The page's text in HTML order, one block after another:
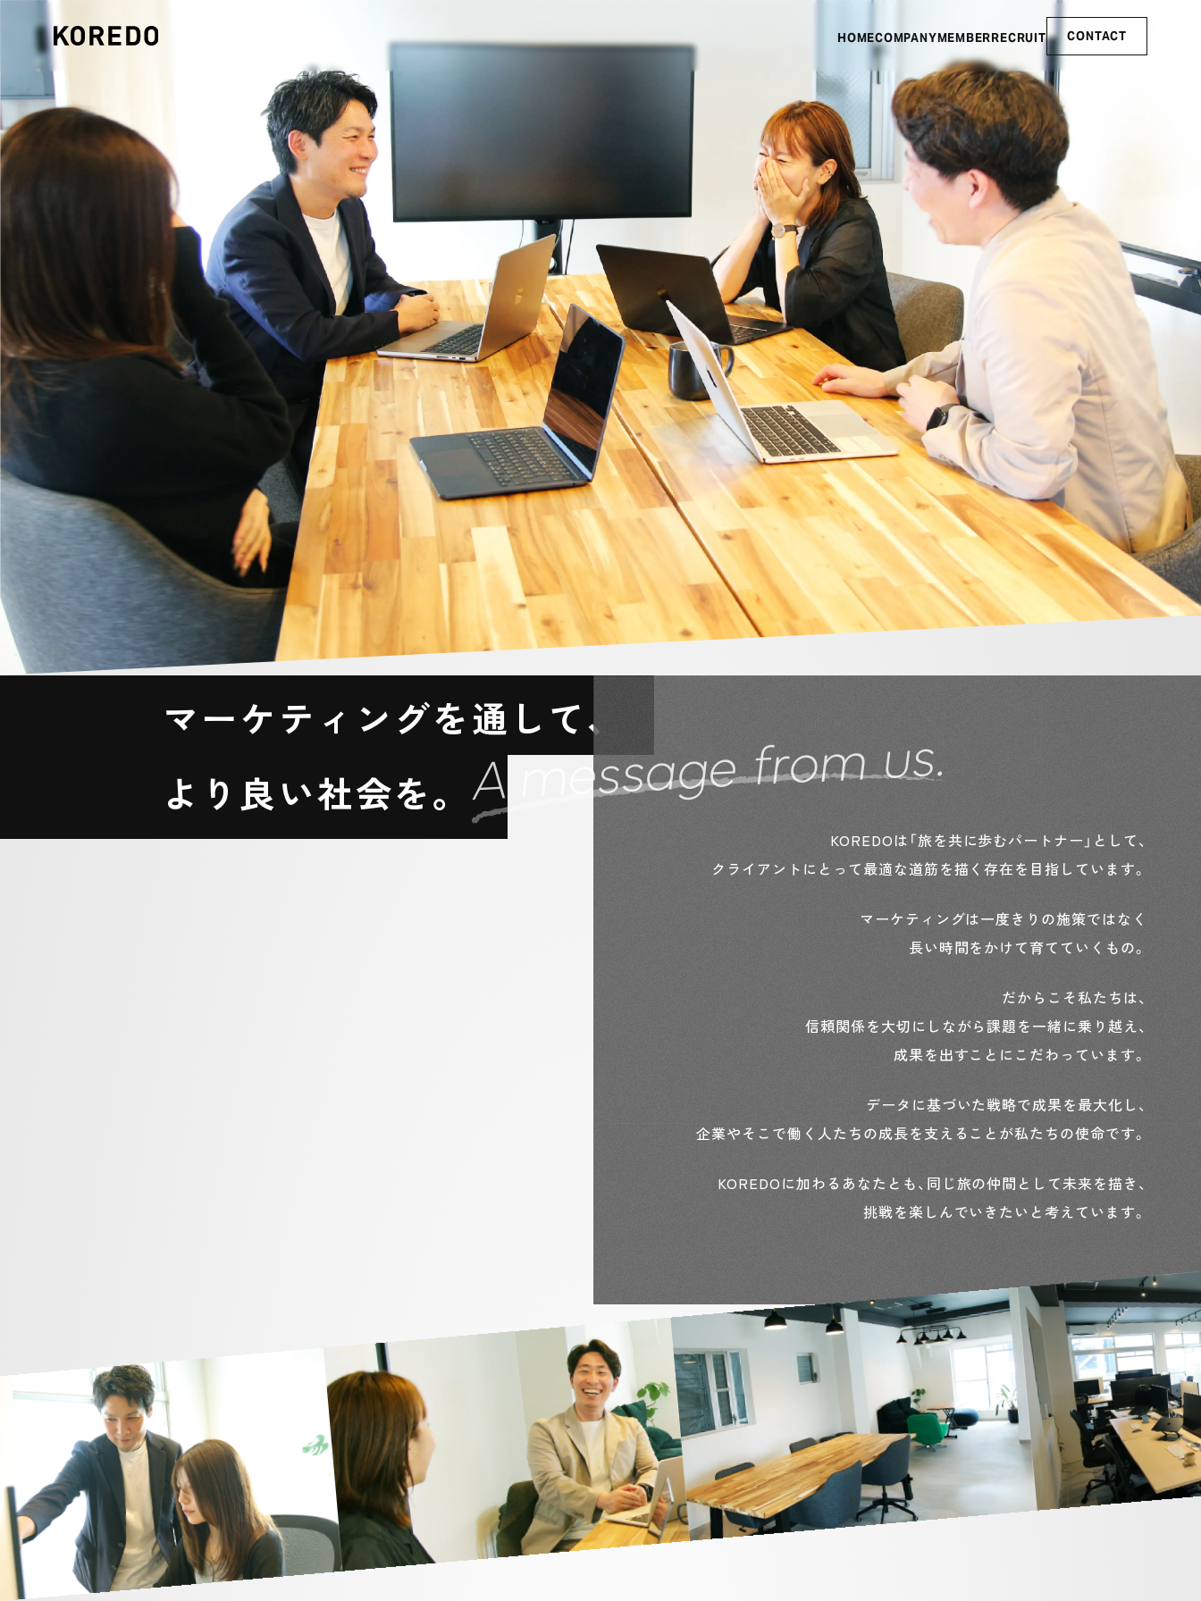
HOMECOMPANYMEMBERRECRUIT CONTACT
マーケ テ ィ ン グを通 し て、
よ り 良い社会を。 A message from us.
KOREDOは「旅を共に歩むパートナー」として、
クライアントにとって最適な道筋を描く存在を目指しています。
マーケティングは一度きりの施策ではなく
長い時間をかけて育てていくもの。
だからこそ私たちは、
信頼関係を大切にしながら課題を一緒に乗り越え、
成果を出すことにこだわっています。
データに基づいた戦略で成果を最大化し、
企業やそこで働く人たちの成長を支えることが私たちの使命です。
KOREDOに加わるあなたとも、同じ旅の仲間として未来を描き、
挑戦を楽しんでいきたいと考えています。